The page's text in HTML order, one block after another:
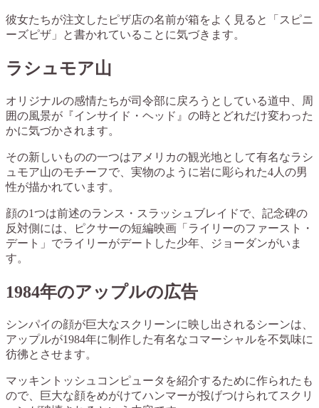
彼女たちが注文したピザ店の名前が箱をよく見ると「スピニ
ーズピザ」と書かれていることに気づきます。
ラシュモア山
オリジナルの感情たちが司令部に戻ろうとしている道中、周
囲の風景が『インサイド・ヘッド』の時とどれだけ変わった
かに気づかされます。
その新しいものの一つはアメリカの観光地として有名なラシ
ュモア山のモチーフで、実物のように岩に彫られた4人の男
性が描かれています。
顔の1つは前述のランス・スラッシュブレイドで、記念碑の
反対側には、ピクサーの短編映画「ライリーのファースト・
デート」でライリーがデートした少年、ジョーダンがいま
す。
1984年のアップルの広告
シンパイの顔が巨大なスクリーンに映し出されるシーンは、
アップルが1984年に制作した有名なコマーシャルを不気味に
彷彿とさせます。
マッキントッシュコンピュータを紹介するために作られたも
ので、巨大な顔をめがけてハンマーが投げつけられてスクリ